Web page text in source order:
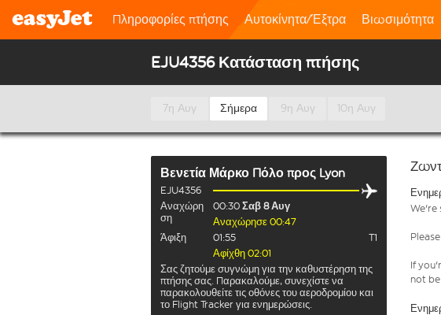
Πληροφορίες πτήσης Αυτοκίνητα/Έξτρα Βιωσιμότητα
EJU4356 Κατάσταση πτήσης
7η Αυγ Σήμερα 9η Αυγ 10η Αυγ
Βενετία Μάρκο Πόλο προς Lyon
EJU4356
Αναχώρη
ση
00:30 Σαβ 8 Αυγ
Αναχώρησε 00:47
Άφιξη
01:55
T1
Αφίχθη 02:01
Σας ζητούμε συγνώμη για την καθυστέρηση της
πτήσης σας. Παρακαλούμε, συνεχίστε να
παρακολουθείτε τις οθόνες του αεροδρομίου και
το Flight Tracker για ενημερώσεις.
We're
If
not